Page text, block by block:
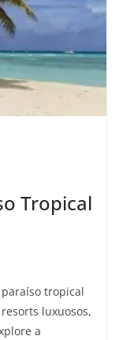
Tropical
tropical
luxuosos,
a